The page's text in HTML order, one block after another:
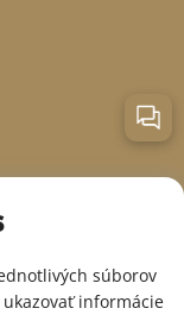
súborov
informácie